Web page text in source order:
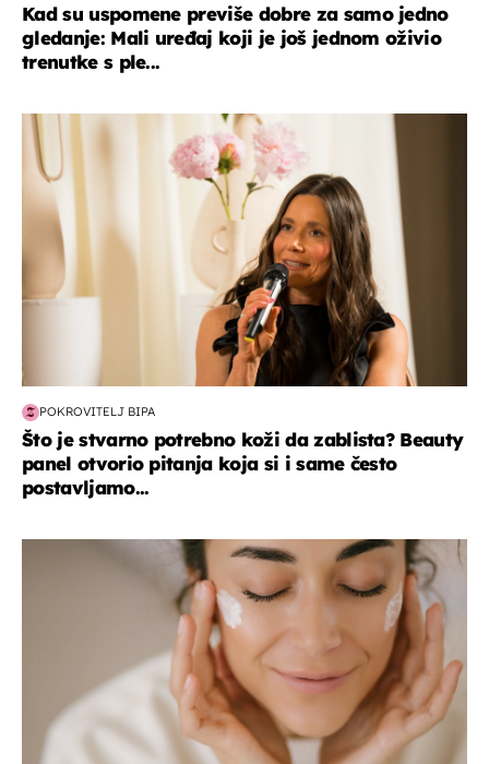
Kad su uspomene previše dobre za samo jedno
gledanje: Mali uređaj koji je još jednom oživio
trenutke s ple...
moda & ljepota
POKROVITELJ BIPA
Što je stvarno potrebno koži da zablista? Beauty
panel otvorio pitanja koja si i same često
postavljamo...
moda & ljepota